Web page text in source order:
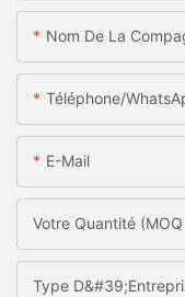
Nom De La
Téléphone/
E-Mail
Votre Quantité
Type